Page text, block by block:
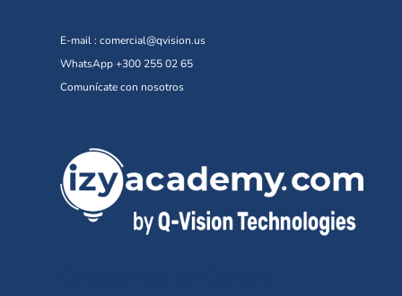
E-mail : comercial@qvision.us
WhatsApp +300 255 02 65
Comunícate con nosotros